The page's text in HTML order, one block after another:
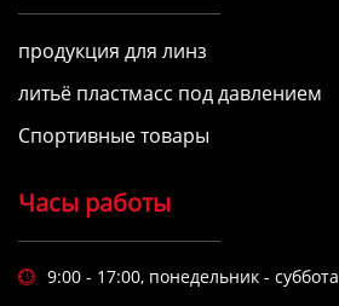
продукция для линз
литьё пластмасс под давлением
Спортивные товары
Часы работы
 9:00 - 17:00, понедельник - суббота